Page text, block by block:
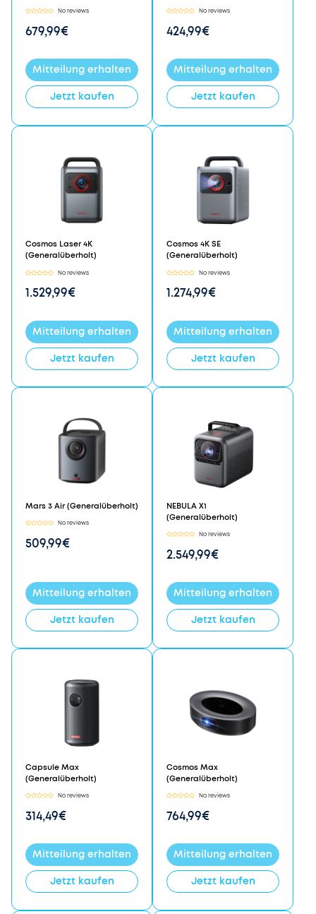
No reviews
679,99€
Mitteilung erhalten
Jetzt kaufen
No reviews
424,99€
Mitteilung erhalten
Jetzt kaufen
Cosmos Laser 4K
(Generalüberholt)
No reviews
1.529,99€
Mitteilung erhalten
Jetzt kaufen
Cosmos 4K SE
(Generalüberholt)
No reviews
1.274,99€
Mitteilung erhalten
Jetzt kaufen
Mars 3 Air (Generalüberholt)
No reviews
509,99€
Mitteilung erhalten
Jetzt kaufen
NEBULA X1
(Generalüberholt)
No reviews
2.549,99€
Mitteilung erhalten
Jetzt kaufen
Capsule Max
(Generalüberholt)
No reviews
314,49€
Mitteilung erhalten
Jetzt kaufen
Cosmos Max
(Generalüberholt)
No reviews
764,99€
Mitteilung erhalten
Jetzt kaufen